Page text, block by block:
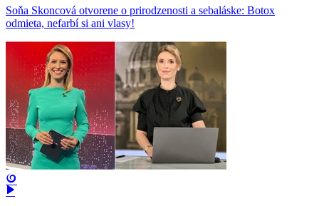
Soňa Skoncová otvorene o prirodzenosti a sebaláske: Botox
odmieta, nefarbí si ani vlasy!